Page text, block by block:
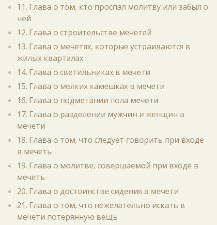
11. Глава о том, кто проспал молитву или забыл о
ней
12. Глава о строительстве мечетей
13. Глава о мечетях, которые устраиваются в
жилых кварталах
14. Глава о светильниках в мечети
15. Глава о мелких камешках в мечети
16. Глава о подметании пола мечети
17. Глава о разделении мужчин и женщин в
мечети
18. Глава о том, что следует говорить при входе
в мечеть
19. Глава о молитве, совершаемой при входе в
мечеть
20. Глава о достоинстве сидения в мечети
21. Глава о том, что нежелательно искать в
мечети потерянную вещь